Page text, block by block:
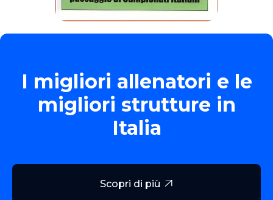
I migliori allenatori e le
migliori strutture in
Italia
Scopri di più 